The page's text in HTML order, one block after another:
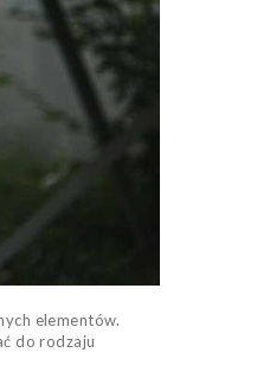
elementów.
do rodzaju